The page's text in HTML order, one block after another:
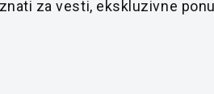
za vesti, ekskluzivne